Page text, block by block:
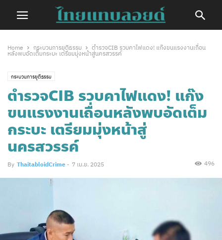
Home กระบวนการยุติธรรม
ตำรวจCIB รวบคาไฟแดง! แก๊งขนแรงงานเถื่อน
หลังพบอัดเต็มกระบะ เตรียมมุ่งหน้าสู่นครสวรรค์
กระบวนการยุติธรรม
ตำรวจCIB รวบคาไฟแดง! แก๊ง
ขนแรงงานเถื่อนหลังพบอัดเต็ม
กระบะ เตรียมมุ่งหน้าสู่
นครสวรรค์
By ThaitabloidCrime - 7 เม.ย. 2025 496